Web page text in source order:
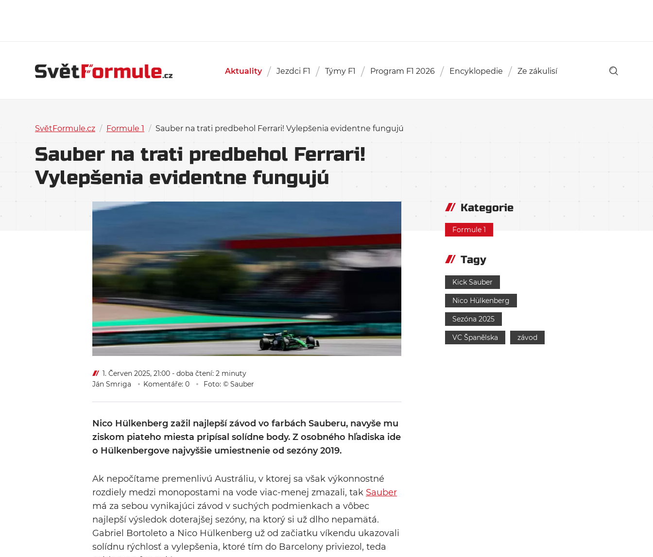
Aktuality Jezdci F1 Týmy F1 Program F1 2026 Encyklopedie Ze zákulisí
SvětFormule.cz / Formule 1 / Sauber na trati predbehol Ferrari! Vylepšenia evidentne fungujú
Sauber na trati predbehol Ferrari!
Vylepšenia evidentne fungujú
1. Červen 2025, 21:00 - doba čtení: 2 minuty
Ján Smriga
Komentáře: 0 Foto: © Sauber
Nico Hülkenberg zažil najlepší závod vo farbách Sauberu, navyše mu
ziskom piateho miesta pripísal solídne body. Z osobného hľadiska ide
o Hülkenbergove najvyššie umiestnenie od sezóny 2019.
Ak nepočítame premenlivú Austráliu, v ktorej sa však výkonnostné
rozdiely medzi monopostami na vode viac-menej zmazali, tak Sauber
má za sebou vynikajúci závod v suchých podmienkach a vôbec
najlepší výsledok doterajšej sezóny, na ktorý si už dlho nepamätá.
Gabriel Bortoleto a Nico Hülkenberg už od začiatku víkendu ukazovali
solídnu rýchlosť a vylepšenia, ktoré tím do Barcelony priviezol, teda
Kategorie
Formule 1
Tagy
Kick Sauber
Nico Hülkenberg
Sezóna 2025
VC Španělska závod